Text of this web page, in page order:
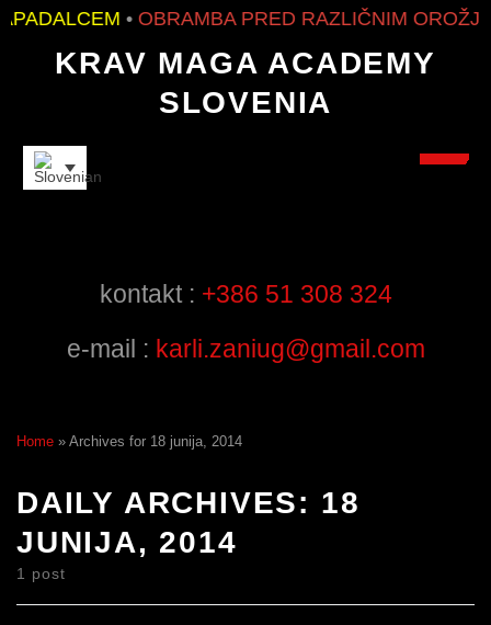
• OBRAMBA PRED RAZLIČNIM
KRAV MAGA ACADEMY
SLOVENIA
INSTRUCTORS
kontakt : +386 51 308 324
e-mail : karli.zaniug@gmail.com
Home » Archives for 18 junija, 2014
DAILY ARCHIVES: 18
JUNIJA, 2014
1 post